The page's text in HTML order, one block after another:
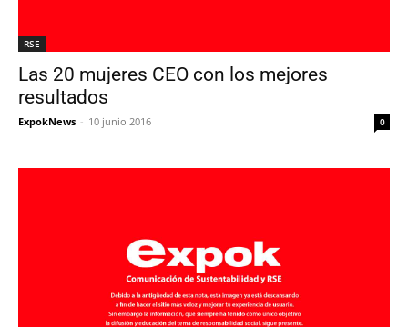
RSE
Las 20 mujeres CEO con los mejores
resultados
ExpokNews - 10 junio 2016 0